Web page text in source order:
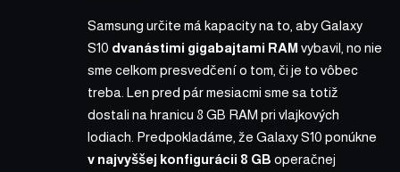
Samsung určite má kapacity na to, aby Galaxy
S10 dvanástimi gigabajtami RAM vybavil, no nie
sme celkom presvedčení o tom, či je to vôbec
treba. Len pred pár mesiacmi sme sa totiž
dostali na hranicu 8 GB RAM pri vlajkových
lodiach. Predpokladáme, že Galaxy S10 ponúkne
v najvyššej konfigurácii 8 GB operačnej